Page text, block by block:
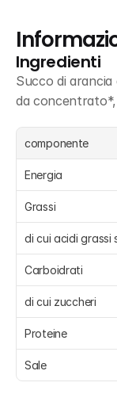
Ingredienti
Succo di
da
componente
Energia
Grassi
di cui acidi grassi
Carboidrati
di cui zuccheri
Proteine
Sale